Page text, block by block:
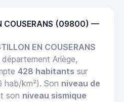
COUSERANS (09800) —
EN COUSERANS
Ariège,
428 habitants sur
hab/km²). Son niveau de
son niveau sismique